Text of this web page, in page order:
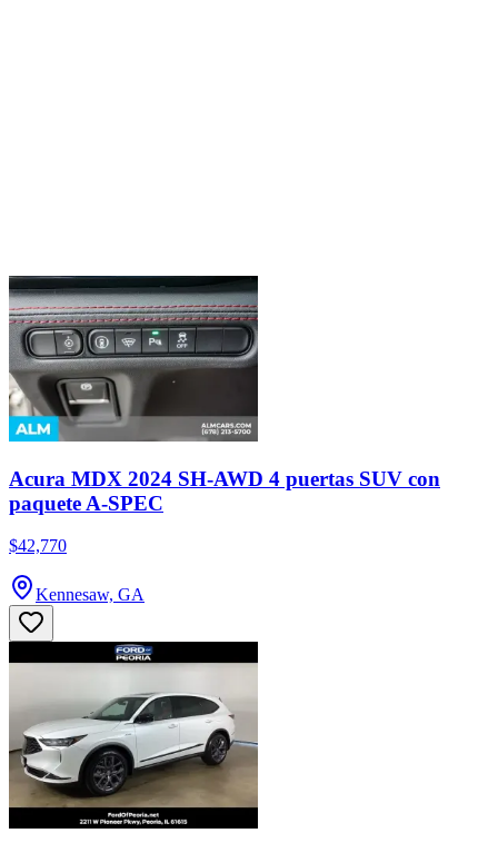
Acura MDX 2024 SH-AWD 4 puertas SUV con
paquete A-SPEC
$42,770
Kennesaw, GA